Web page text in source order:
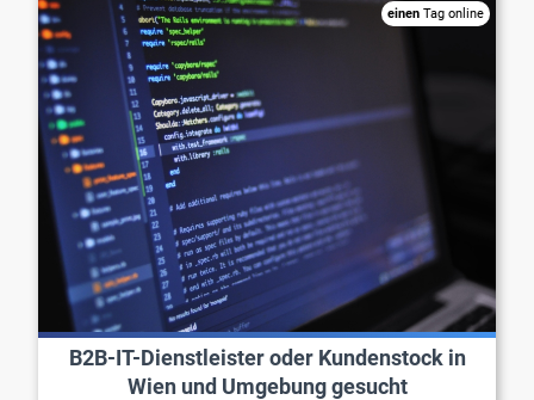
einen Tag online
B2B-IT-Dienstleister oder Kundenstock in
Wien und Umgebung gesucht